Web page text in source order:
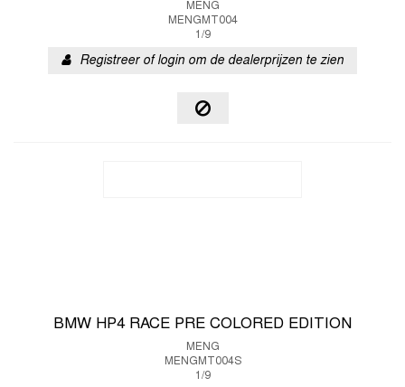
MENG
MENGMT004
1/9
Registreer of login om de dealerprijzen te zien
BMW HP4 RACE PRE COLORED EDITION
MENG
MENGMT004S
1/9